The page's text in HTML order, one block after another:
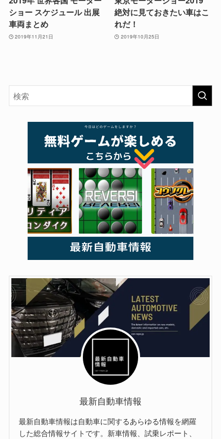
ショー スケジュール 出展
車両まとめ
2019年11月21日
絶対に見ておきたい車はこ
れだ！
2019年10月25日
最新自動車情報
最新自動車情報は自動車に関するあらゆる情報を網羅
した総合情報サイトです。新車情報、試乗レポート、